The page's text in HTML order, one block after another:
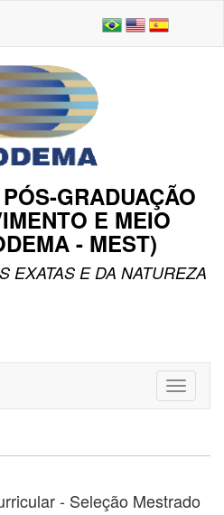
GRADUAÇÃO
E MEIO
- MEST)
EXATAS E DA NATUREZA
Toggle
- Seleção Mestrado